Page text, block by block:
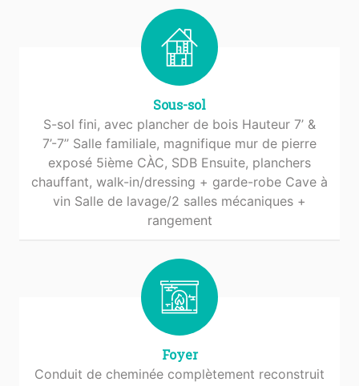
Sous-sol
S-sol fini, avec plancher de bois Hauteur 7’ &
7’-7’’ Salle familiale, magnifique mur de pierre
exposé 5ième CÀC, SDB Ensuite, planchers
chauffant, walk-in/dressing + garde-robe Cave à
vin Salle de lavage/2 salles mécaniques +
rangement
Foyer
Conduit de cheminée complètement reconstruit